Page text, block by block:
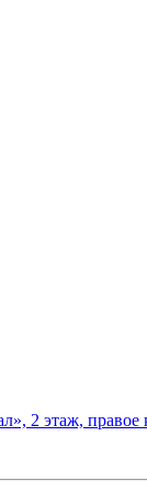
2 этаж, правое